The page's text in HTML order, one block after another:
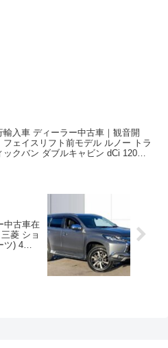
輸入車 ディーラー中古車｜観音開
フェイスリフト前モデル ルノー トラ
ックバン ダブルキャビン dCi 120
中古車在
菱 ショ
ツ) 4